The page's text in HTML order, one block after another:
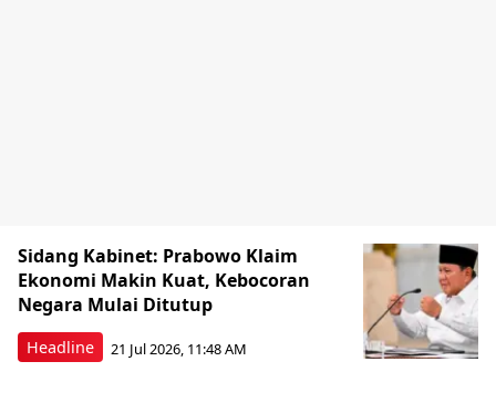
Headline
Sidang Kabinet: Prabowo Klaim
Ekonomi Makin Kuat, Kebocoran
Negara Mulai Ditutup
21 Jul 2026, 11:48 AM